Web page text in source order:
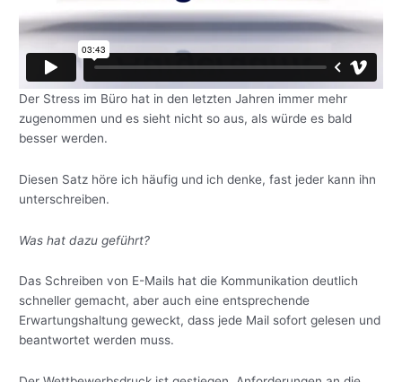
Der Stress im Büro hat in den letzten Jahren immer mehr
zugenommen und es sieht nicht so aus, als würde es bald
besser werden.
Diesen Satz höre ich häufig und ich denke, fast jeder kann ihn
unterschreiben.
Was hat dazu geführt?
Das Schreiben von E-Mails hat die Kommunikation deutlich
schneller gemacht, aber auch eine entsprechende
Erwartungshaltung geweckt, dass jede Mail sofort gelesen und
beantwortet werden muss.